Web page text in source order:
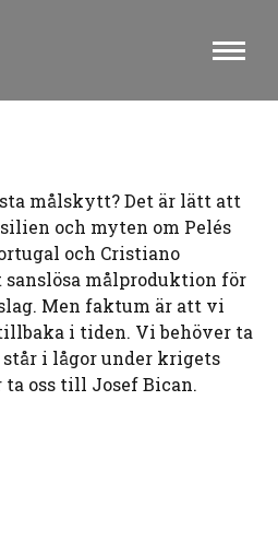
målskytt? Det är lätt att
och myten om Pelés
och Cristiano
målproduktion för
Men faktum är att vi
i tiden. Vi behöver ta
i lågor under krigets
oss till Josef Bican.